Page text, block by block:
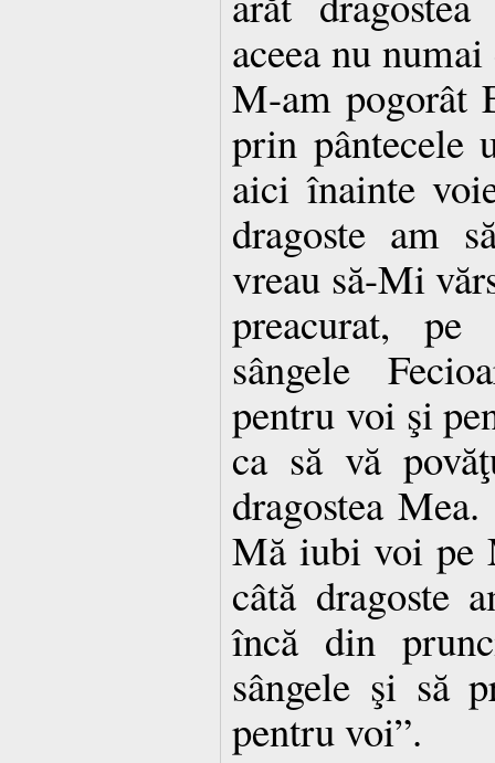
aceea nu
M-am pogorât
prin pântecele
aici înainte
dra­goste am
vreau să-Mi
preacurat,
sângele
pentru voi şi
ca să vă
dragostea
Mă iubi voi pe
câtă dragoste
încă din
sângele şi să
pentru voi”.